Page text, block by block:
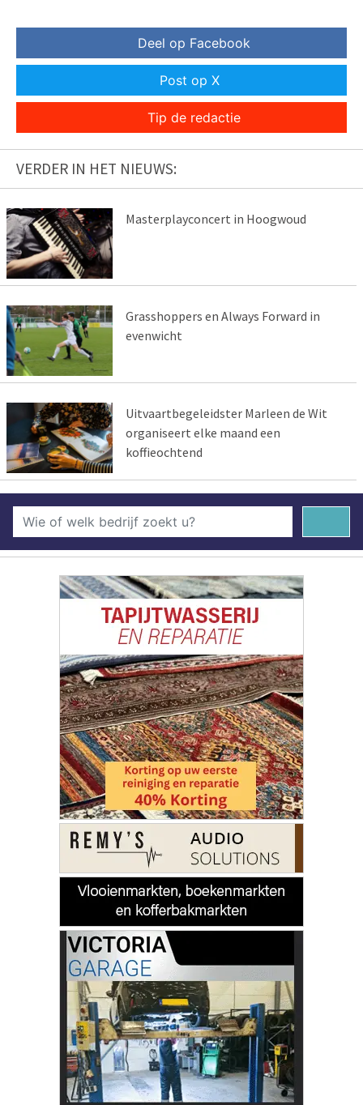
Deel op Facebook
Post op X
Tip de redactie
VERDER IN HET NIEUWS:
Masterplayconcert in Hoogwoud
Grasshoppers en Always Forward in
evenwicht
Uitvaartbegeleidster Marleen de Wit
organiseert elke maand een
koffieochtend